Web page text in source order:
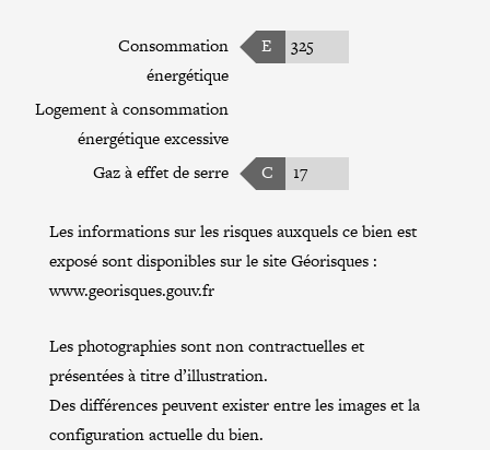
Consommation
énergétique
E 325
Logement à consommation
énergétique excessive
Gaz à effet de serre
C 17
Les informations sur les risques auxquels ce bien est
exposé sont disponibles sur le site Géorisques :
www.georisques.gouv.fr
Les photographies sont non contractuelles et
présentées à titre d’illustration.
Des différences peuvent exister entre les images et la
configuration actuelle du bien.